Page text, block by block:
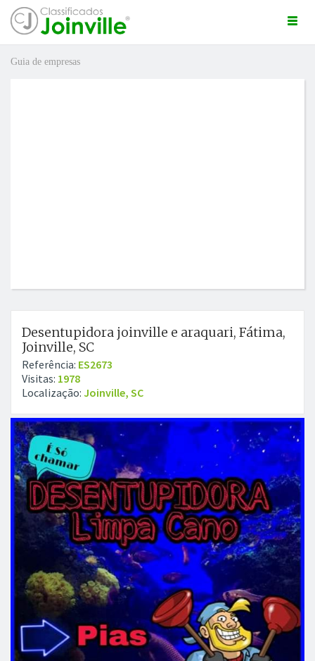
Guia de empresas
Desentupidora joinville e araquari, Fátima,
Joinville, SC
Referência: ES2673
Visitas: 1978
Localização: Joinville, SC
GRÁTIS